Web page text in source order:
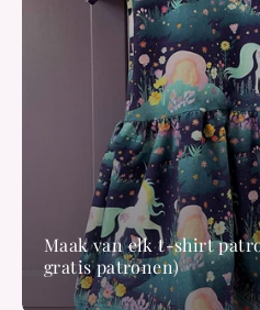
Maak van elk t-shirt
gratis patronen)